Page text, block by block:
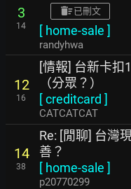
3
14
已刪文
[ home-sale ]
randyhwa
12
16
[情報] 台新卡扣
（分眾？）
[creditcard ]
CATCATCAT
14
38
Re: [閒聊] 台灣
善？
[ home-sale ]
p20770299